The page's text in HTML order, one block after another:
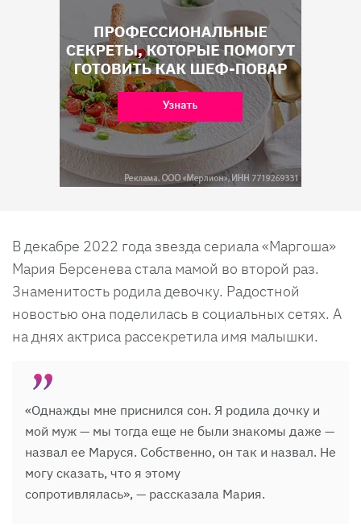
В декабре 2022 года звезда сериала «Маргоша»
Мария Берсенева стала мамой во второй раз.
Знаменитость родила девочку. Радостной
новостью она поделилась в социальных сетях. А
на днях актриса рассекретила имя малышки.
«Однажды мне приснился сон. Я родила дочку и
мой муж — мы тогда еще не были знакомы даже —
назвал ее Маруся. Собственно, он так и назвал. Не
могу сказать, что я этому
сопротивлялась», — рассказала Мария.